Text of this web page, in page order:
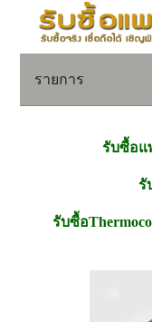
รายการ
รับซื้อแ
รั
รับซื้อ